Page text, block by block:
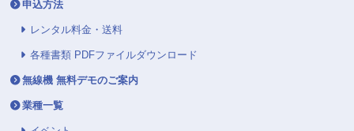
申込方法
レンタル料金・送料
各種書類 PDFファイルダウンロード
無線機 無料デモのご案内
業種一覧